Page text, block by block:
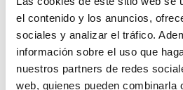
el contenido y los anuncios,
sociales y analizar el tráfico.
información sobre el uso que
nuestros partners de redes
web, quienes pueden combinarla
Franco forma parte del proyecto
de la Medicina Personalizada en
observacional financiado por los
tiene como objetivo desarrollar una